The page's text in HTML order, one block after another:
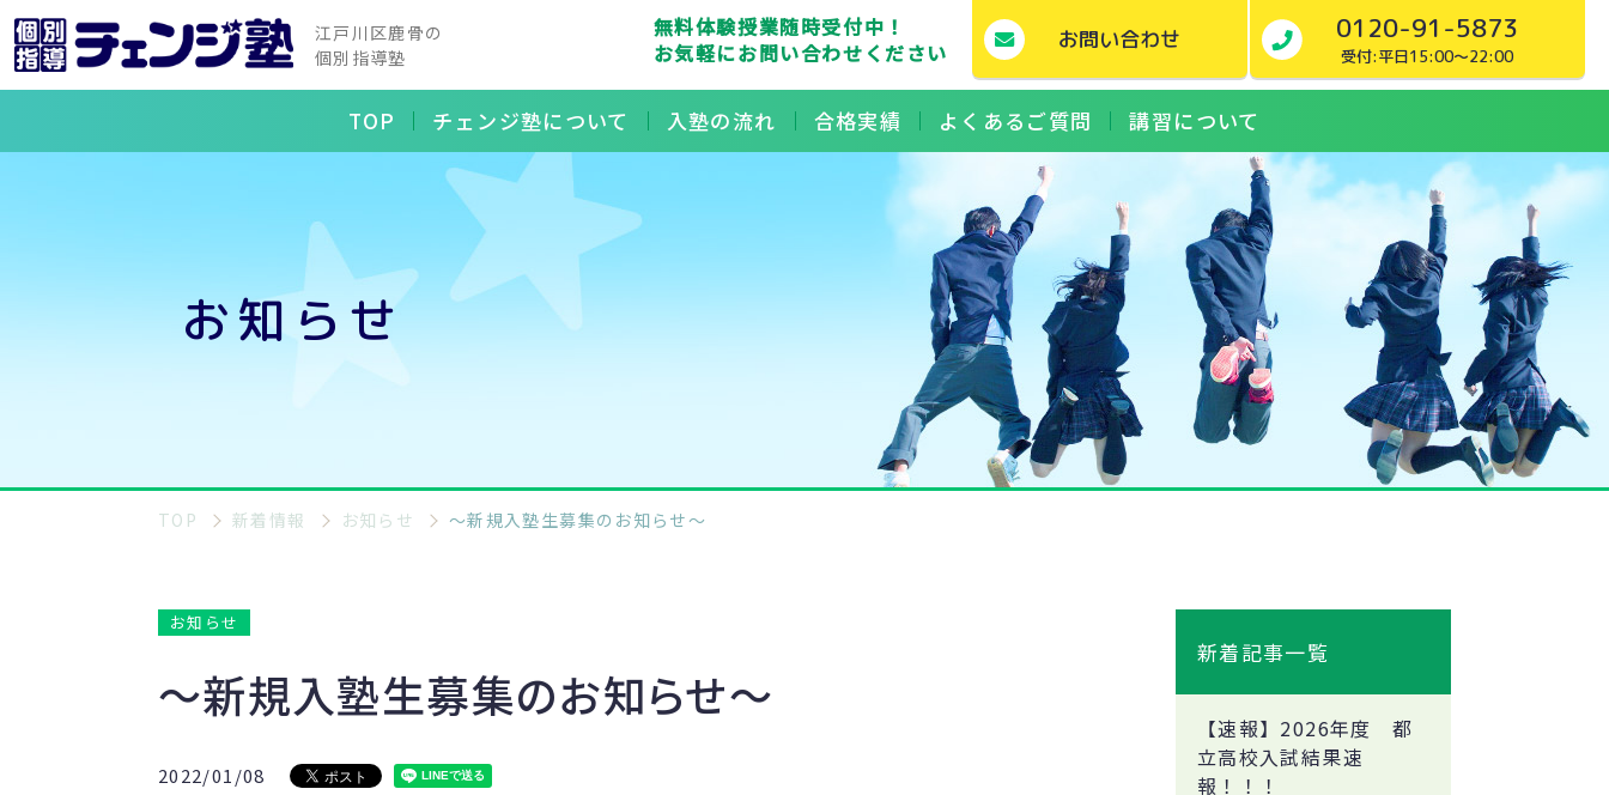
江戸川区鹿骨の
個別指導塾
TOP チェンジ塾について 入塾の流れ 合格実績 よくあるご質問 講習について
無料体験授業随時受付中！
お気軽にお問い合わせください
お問い合わせ 0120-91-5873
受付:平日15:00～22:00
お知らせ
TOP 新着情報 お知らせ ～新規入塾生募集のお知らせ～
お知らせ
～新規入塾生募集のお知らせ～
2022/01/08
新着記事一覧
【速報】2026年度 都
立高校入試結果速
報！！！